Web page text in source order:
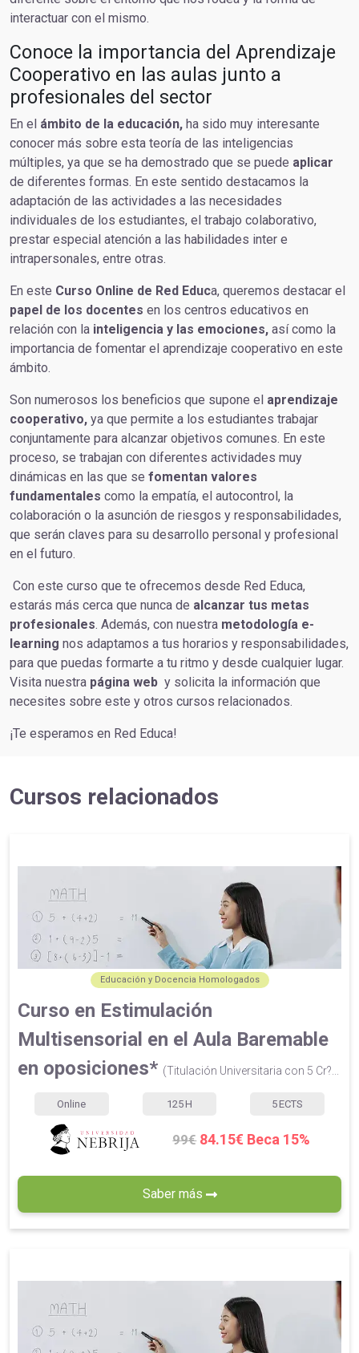
interactuar con el mismo.
Conoce la importancia del Aprendizaje
Cooperativo en las aulas junto a
profesionales del sector
En el ámbito de la educación, ha sido muy interesante
conocer más sobre esta teoría de las inteligencias
múltiples, ya que se ha demostrado que se puede aplicar
de diferentes formas. En este sentido destacamos la
adaptación de las actividades a las necesidades
individuales de los estudiantes, el trabajo colaborativo,
prestar especial atención a las habilidades inter e
intrapersonales, entre otras.
En este Curso Online de Red Educa, queremos destacar el
papel de los docentes en los centros educativos en
relación con la inteligencia y las emociones, así como la
importancia de fomentar el aprendizaje cooperativo en este
ámbito.
Son numerosos los beneficios que supone el aprendizaje
cooperativo, ya que permite a los estudiantes trabajar
conjuntamente para alcanzar objetivos comunes. En este
proceso, se trabajan con diferentes actividades muy
dinámicas en las que se fomentan valores
fundamentales como la empatía, el autocontrol, la
colaboración o la asunción de riesgos y responsabilidades,
que serán claves para su desarrollo personal y profesional
en el futuro.
Con este curso que te ofrecemos desde Red Educa,
estarás más cerca que nunca de alcanzar tus metas
profesionales. Además, con nuestra metodología e-
learning nos adaptamos a tus horarios y responsabilidades,
para que puedas formarte a tu ritmo y desde cualquier lugar.
Visita nuestra página web y solicita la información que
necesites sobre este y otros cursos relacionados.
¡Te esperamos en Red Educa!
Cursos relacionados
Educación y Docencia Homologados
Curso en Estimulación
Multisensorial en el Aula Baremable
en oposiciones* (Titulación Universitaria con 5 Cr?...
Online 125 H 5 ECTS
99€ 84.15€ Beca 15%
Saber más